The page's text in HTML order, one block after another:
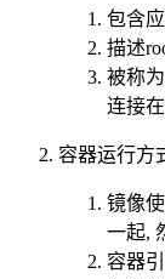
包含
描述
被称
连接
容器运行方
镜像
一起,
容器